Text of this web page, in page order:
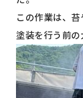
この作業は、苔
塗装を行う前の